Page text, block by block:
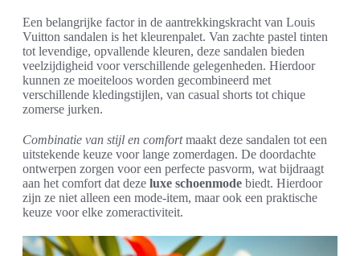
Een belangrijke factor in de aantrekkingskracht van Louis
Vuitton sandalen is het kleurenpalet. Van zachte pastel tinten
tot levendige, opvallende kleuren, deze sandalen bieden
veelzijdigheid voor verschillende gelegenheden. Hierdoor
kunnen ze moeiteloos worden gecombineerd met
verschillende kledingstijlen, van casual shorts tot chique
zomerse jurken.
Combinatie van stijl en comfortmaakt deze sandalen tot een
uitstekende keuze voor lange zomerdagen. De doordachte
ontwerpen zorgen voor een perfecte pasvorm, wat bijdraagt
aan het comfort dat deze luxe schoenmode biedt. Hierdoor
zijn ze niet alleen een mode-item, maar ook een praktische
keuze voor elke zomeractiviteit.